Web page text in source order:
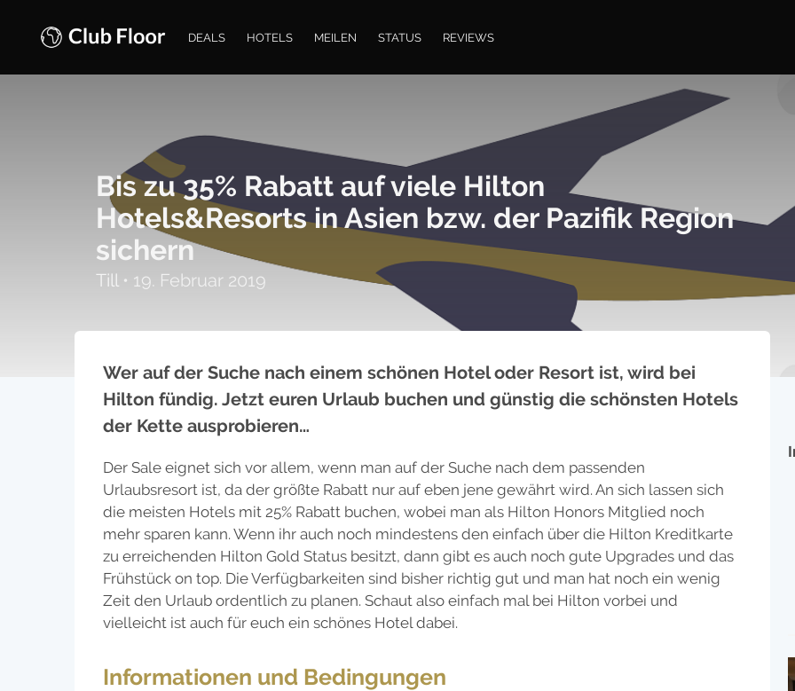
DEALS HOTELS MEILEN STATUS REVIEWS
Bis zu 35% Rabatt auf viele Hilton
Hotels&Resorts in Asien bzw. der Pazifik Region
sichern
Till • 19. Februar 2019
Wer auf der Suche nach einem schönen Hotel oder Resort ist, wird bei
Hilton fündig. Jetzt euren Urlaub buchen und günstig die schönsten Hotels
der Kette ausprobieren…
Der Sale eignet sich vor allem, wenn man auf der Suche nach dem passenden
Urlaubsresort ist, da der größte Rabatt nur auf eben jene gewährt wird. An sich lassen sich
die meisten Hotels mit 25% Rabatt buchen, wobei man als Hilton Honors Mitglied noch
mehr sparen kann. Wenn ihr auch noch mindestens den einfach über die Hilton Kreditkarte
zu erreichenden Hilton Gold Status besitzt, dann gibt es auch noch gute Upgrades und das
Frühstück on top. Die Verfügbarkeiten sind bisher richtig gut und man hat noch ein wenig
Zeit den Urlaub ordentlich zu planen. Schaut also einfach mal bei Hilton vorbei und
vielleicht ist auch für euch ein schönes Hotel dabei.
Informationen und Bedingungen